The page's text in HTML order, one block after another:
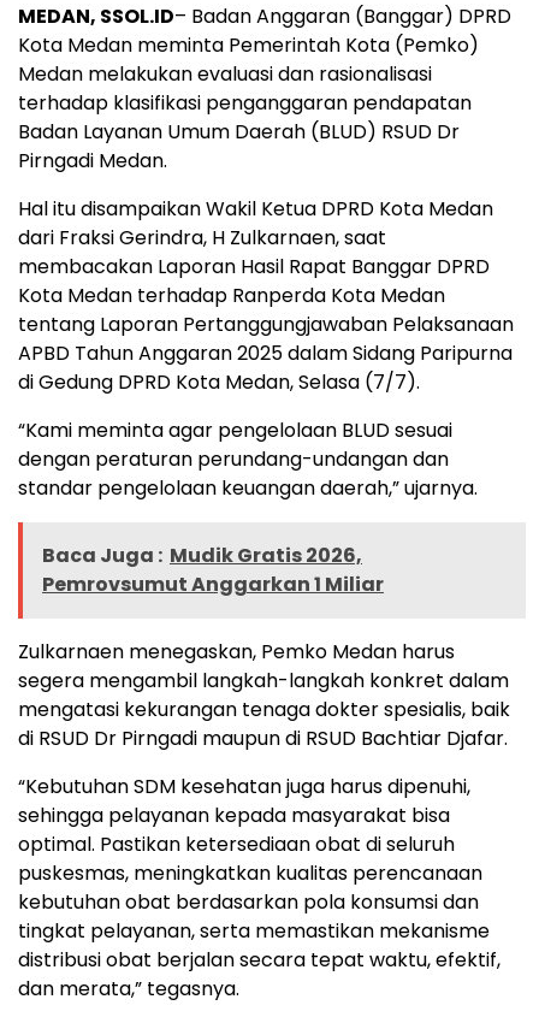
MEDAN, SSOL.ID– Badan Anggaran (Banggar) DPRD
Kota Medan meminta Pemerintah Kota (Pemko)
Medan melakukan evaluasi dan rasionalisasi
terhadap klasifikasi penganggaran pendapatan
Badan Layanan Umum Daerah (BLUD) RSUD Dr
Pirngadi Medan.
Hal itu disampaikan Wakil Ketua DPRD Kota Medan
dari Fraksi Gerindra, H Zulkarnaen, saat
membacakan Laporan Hasil Rapat Banggar DPRD
Kota Medan terhadap Ranperda Kota Medan
tentang Laporan Pertanggungjawaban Pelaksanaan
APBD Tahun Anggaran 2025 dalam Sidang Paripurna
di Gedung DPRD Kota Medan, Selasa (7/7).
“Kami meminta agar pengelolaan BLUD sesuai
dengan peraturan perundang-undangan dan
standar pengelolaan keuangan daerah,” ujarnya.
Baca Juga : Mudik Gratis 2026,
Pemrovsumut Anggarkan 1 Miliar
Zulkarnaen menegaskan, Pemko Medan harus
segera mengambil langkah-langkah konkret dalam
mengatasi kekurangan tenaga dokter spesialis, baik
di RSUD Dr Pirngadi maupun di RSUD Bachtiar Djafar.
“Kebutuhan SDM kesehatan juga harus dipenuhi,
sehingga pelayanan kepada masyarakat bisa
optimal. Pastikan ketersediaan obat di seluruh
puskesmas, meningkatkan kualitas perencanaan
kebutuhan obat berdasarkan pola konsumsi dan
tingkat pelayanan, serta memastikan mekanisme
distribusi obat berjalan secara tepat waktu, efektif,
dan merata,” tegasnya.